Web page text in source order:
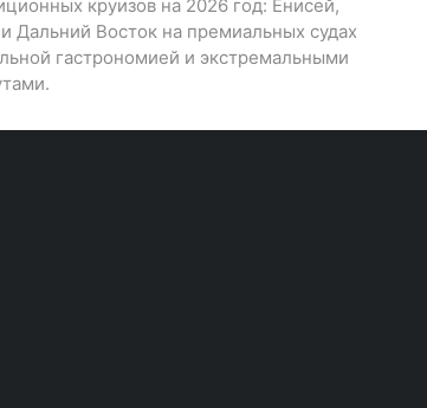
круизов на 2026 год: Енисей,
Дальний Восток на премиальных судах
гастрономией и экстремальными